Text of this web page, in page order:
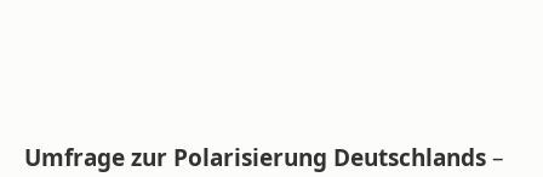
Umfrage zur Polarisierung Deutschlands–